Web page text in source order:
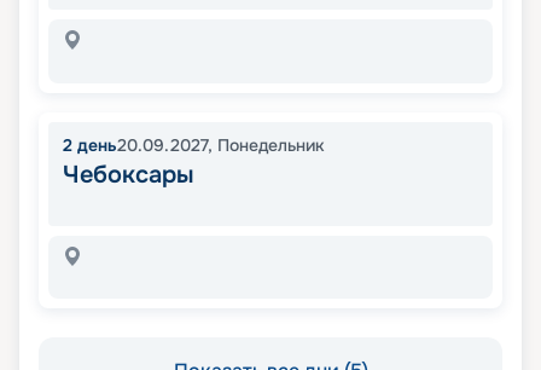
2 день20.09.2027, Понедельник
Чебоксары